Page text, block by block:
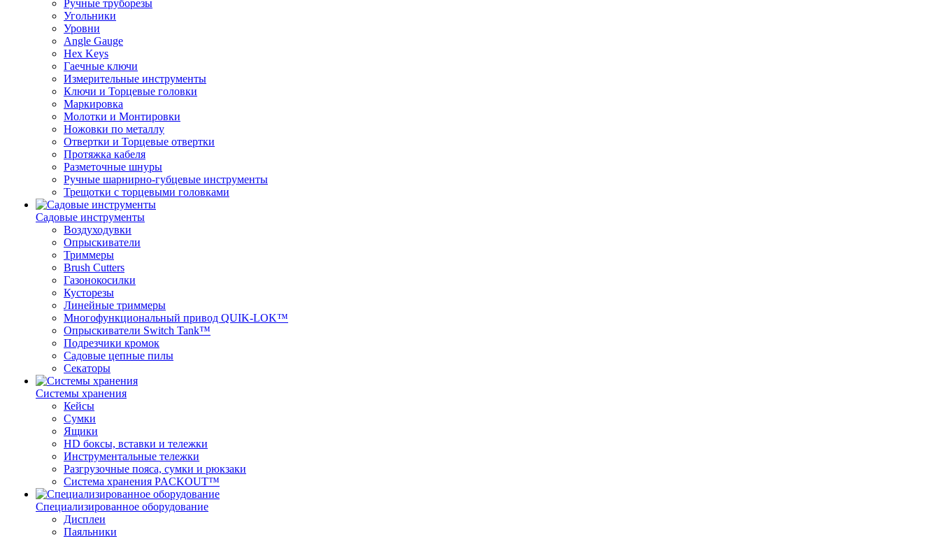
Ручные труборезы
Угольники
Уровни
Angle Gauge
Hex Keys
Гаечные ключи
Измерительные инструменты
Ключи и Торцевые головки
Маркировка
Молотки и Монтировки
Ножовки по металлу
Отвертки и Торцевые отвертки
Протяжка кабеля
Разметочные шнуры
Ручные шарнирно-губцевые инструменты
Трещотки с торцевыми головками
Садовые инструменты
Воздуходувки
Опрыскиватели
Триммеры
Brush Cutters
Газонокосилки
Кусторезы
Линейные триммеры
Многофункциональный привод QUIK-LOK™
Опрыскиватели Switch Tank™
Подрезчики кромок
Садовые цепные пилы
Секаторы
Системы хранения
Кейсы
Сумки
Ящики
HD боксы, вставки и тележки
Инструментальные тележки
Разгрузочные пояса, сумки и рюкзаки
Система хранения PACKOUT™
Специализированное оборудование
Дисплеи
Паяльники